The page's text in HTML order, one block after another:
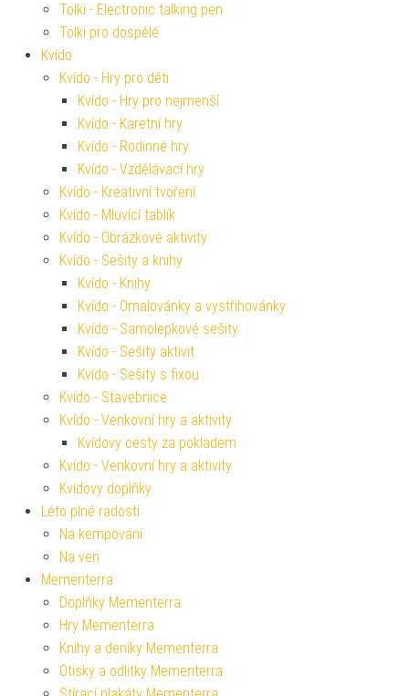
Tolki - Electronic talking pen
Tolki pro dospělé
Kvído
Kvído - Hry pro děti
Kvído - Hry pro nejmenší
Kvído - Karetní hry
Kvído - Rodinné hry
Kvído - Vzdělávací hry
Kvído - Kreativní tvoření
Kvído - Mluvící tablík
Kvído - Obrázkové aktivity
Kvído - Sešity a knihy
Kvído - Knihy
Kvído - Omalovánky a vystřihovánky
Kvído - Samolepkové sešity
Kvído - Sešity aktivit
Kvído - Sešity s fixou
Kvído - Stavebnice
Kvído - Venkovní hry a aktivity
Kvídovy cesty za pokladem
Kvído - Venkovní hry a aktivity
Kvídovy doplňky
Léto plné radosti
Na kempování
Na ven
Mementerra
Doplňky Mementerra
Hry Mementerra
Knihy a deníky Mementerra
Otisky a odlitky Mementerra